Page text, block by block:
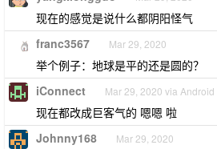
现在的感觉是说什么都阴阳怪气
franc3567 Mar 29, 2020
举个例子：地球是平的还是圆的？
iConnect Mar 29, 2020 via Android
现在都改成巨客气的 嗯嗯 啦
Johnny168 Mar 29, 2020